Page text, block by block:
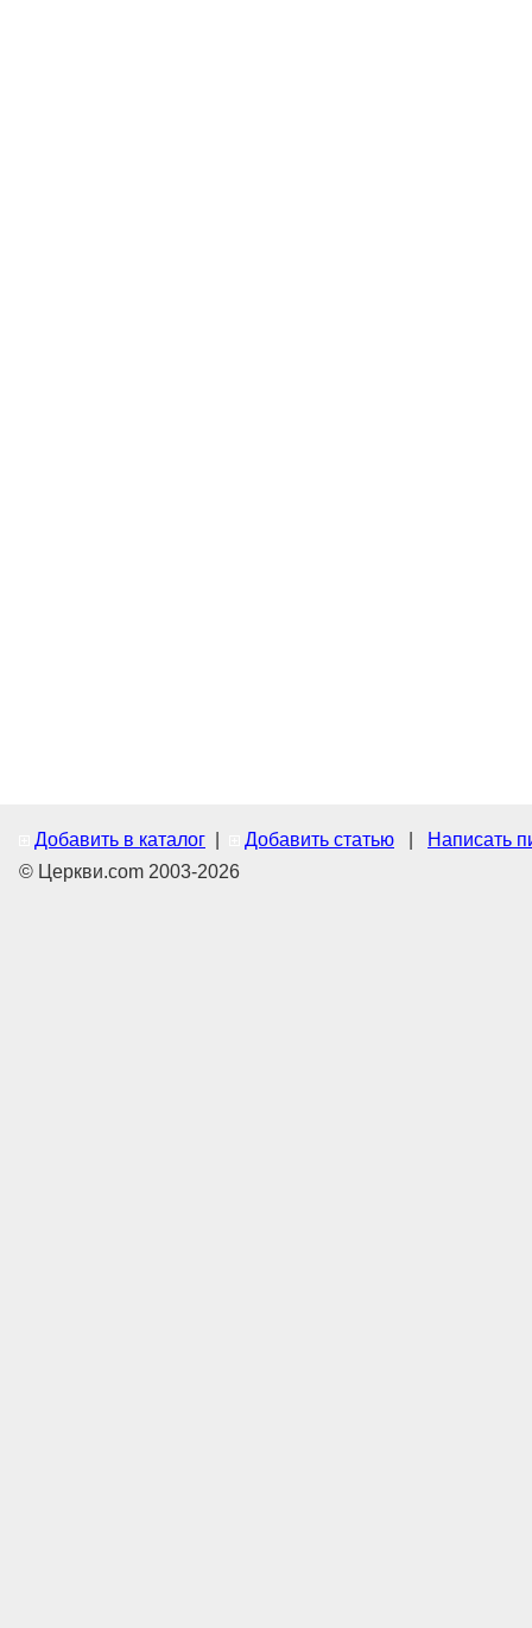
Добавить в каталог Добавить статью
Написать
© Церкви.com 2003-2026